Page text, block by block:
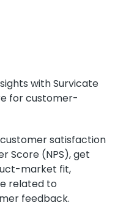
with Survicate
for customer-
satisfaction
Score (NPS), get
market fit,
related to
feedback.